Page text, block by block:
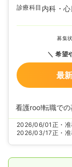
診療科目 内科・
募集
希望
最
看護roo!転職で
2026/06/01 正・
2026/03/17正・